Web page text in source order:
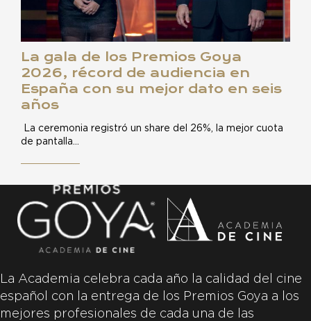
La gala de los Premios Goya
2026, récord de audiencia en
España con su mejor dato en seis
años
La ceremonia registró un share del 26%, la mejor cuota
de pantalla…
La Academia celebra cada año la calidad del cine
español con la entrega de los Premios Goya a los
mejores profesionales de cada una de las